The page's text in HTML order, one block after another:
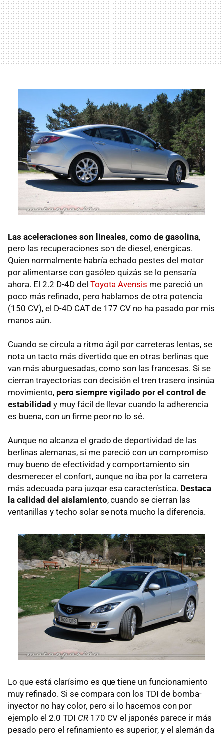
Las aceleraciones son lineales, como de gasolina,
pero las recuperaciones son de diesel, enérgicas.
Quien normalmente habría echado pestes del motor
por alimentarse con gasóleo quizás se lo pensaría
ahora. El 2.2 D-4D del Toyota Avensis me pareció un
poco más refinado, pero hablamos de otra potencia
(150 CV), el D-4D CAT de 177 CV no ha pasado por mis
manos aún.
Cuando se circula a ritmo ágil por carreteras lentas, se
nota un tacto más divertido que en otras berlinas que
van más aburguesadas, como son las francesas. Si se
cierran trayectorias con decisión el tren trasero insinúa
movimiento, pero siempre vigilado por el control de
estabilidad y muy fácil de llevar cuando la adherencia
es buena, con un firme peor no lo sé.
Aunque no alcanza el grado de deportividad de las
berlinas alemanas, sí me pareció con un compromiso
muy bueno de efectividad y comportamiento sin
desmerecer el confort, aunque no iba por la carretera
más adecuada para juzgar esa característica. Destaca
la calidad del aislamiento, cuando se cierran las
ventanillas y techo solar se nota mucho la diferencia.
Lo que está clarísimo es que tiene un funcionamiento
muy refinado. Si se compara con los TDI de bomba-
inyector no hay color, pero si lo hacemos con por
ejemplo el 2.0 TDI CR 170 CV el japonés parece ir más
pesado pero el refinamiento es superior, y el alemán da